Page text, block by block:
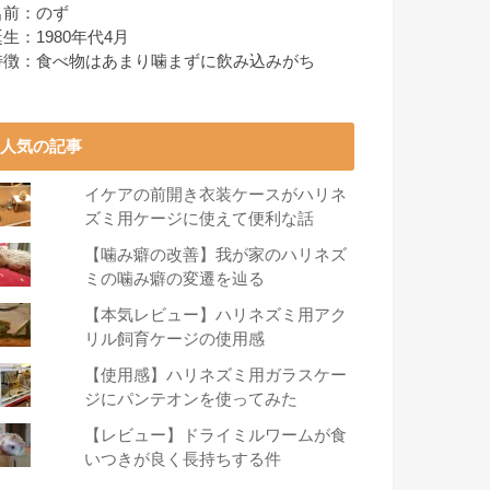
前：のず
：1980年代4月
徴：食べ物はあまり噛まずに飲み込みがち
人気の記事
イケアの前開き衣装ケースがハリネ
ズミ用ケージに使えて便利な話
【噛み癖の改善】我が家のハリネズ
ミの噛み癖の変遷を辿る
【本気レビュー】ハリネズミ用アク
リル飼育ケージの使用感
【使用感】ハリネズミ用ガラスケー
ジにパンテオンを使ってみた
【レビュー】ドライミルワームが食
いつきが良く長持ちする件